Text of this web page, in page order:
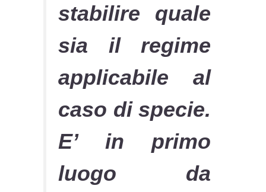
stabilire quale
sia il regime
applicabile al
caso di specie.
E’ in primo
luogo da